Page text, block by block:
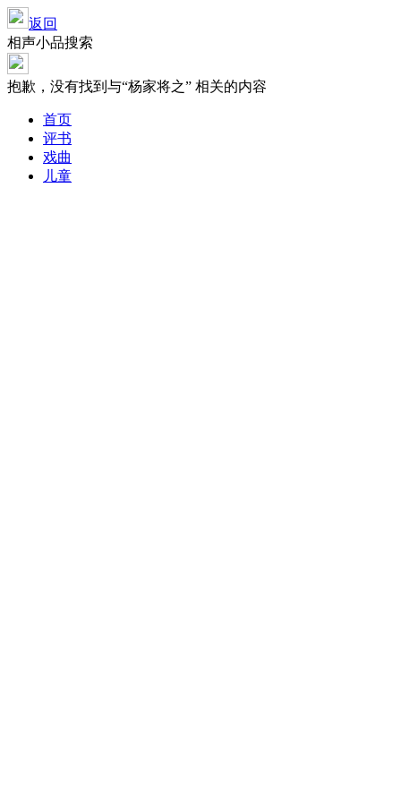
返回
相声小品搜索
抱歉，没有找到与“杨家将之” 相关的内容
首页
评书
戏曲
儿童